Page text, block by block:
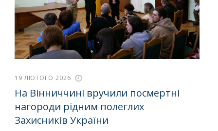
19 ЛЮТОГО 2026
На Вінниччині вручили посмертні
нагороди рідним полеглих
Захисників України